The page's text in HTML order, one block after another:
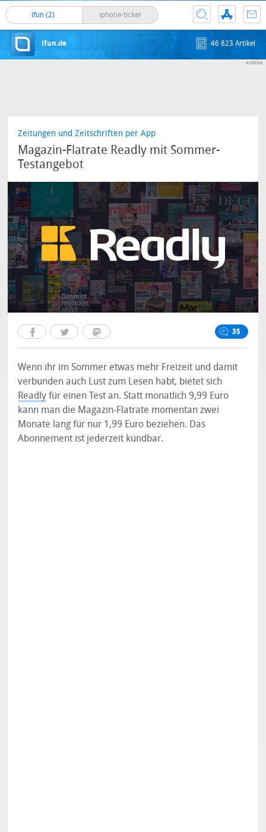
ifun (2) iphone-ticker
ifun.de 46 823 Artikel
Zeitungen und Zeitschriften per App
Magazin-Flatrate Readly mit Sommer-
Testangebot
35
Wenn ihr im Sommer etwas mehr Freizeit und damit
verbunden auch Lust zum Lesen habt, bietet sich
Readly für einen Test an. Statt monatlich 9,99 Euro
kann man die Magazin-Flatrate momentan zwei
Monate lang für nur 1,99 Euro beziehen. Das
Abonnement ist jederzeit kündbar.